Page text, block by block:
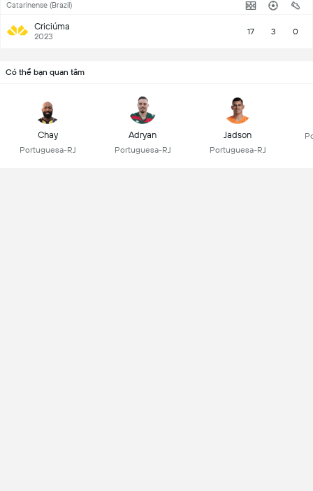
Catarinense (Brazil)
Criciúma
2023 17 3 0
Có thể bạn quan tâm
Chay
Portuguesa-RJ
Adryan
Portuguesa-RJ
Jadson
Portuguesa-RJ